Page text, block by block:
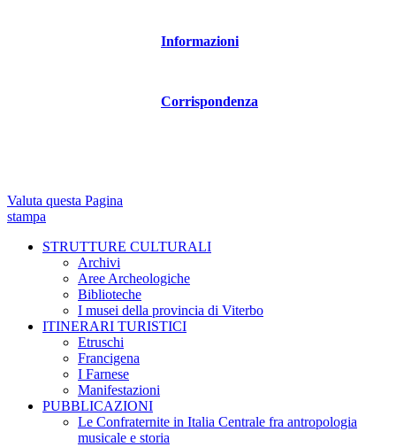
Informazioni
Corrispondenza
Valuta questa Pagina
stampa
STRUTTURE CULTURALI
Archivi
Aree Archeologiche
Biblioteche
I musei della provincia di Viterbo
ITINERARI TURISTICI
Etruschi
Francigena
I Farnese
Manifestazioni
PUBBLICAZIONI
Le Confraternite in Italia Centrale fra antropologia
musicale e storia